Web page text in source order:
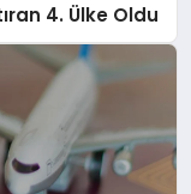
4. Ülke Oldu